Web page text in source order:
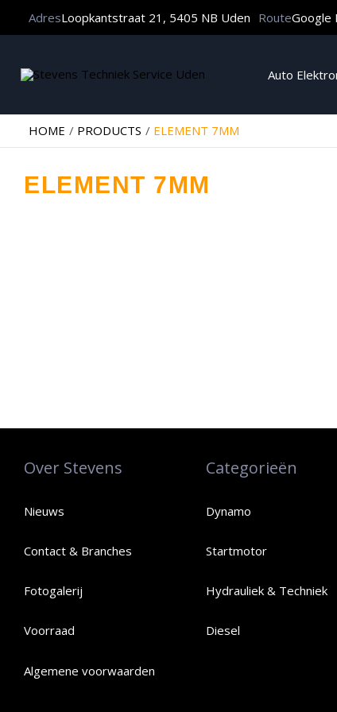
AdresLoopkantstraat 21, 5405 NB Uden RouteGoogle
Auto
HOME PRODUCTS ELEMENT 7MM
ELEMENT 7MM
Over Stevens
Nieuws
Contact & Branches
Fotogalerij
Voorraad
Algemene voorwaarden
Categorieën
Dynamo
Startmotor
Hydrauliek & Techniek
Diesel